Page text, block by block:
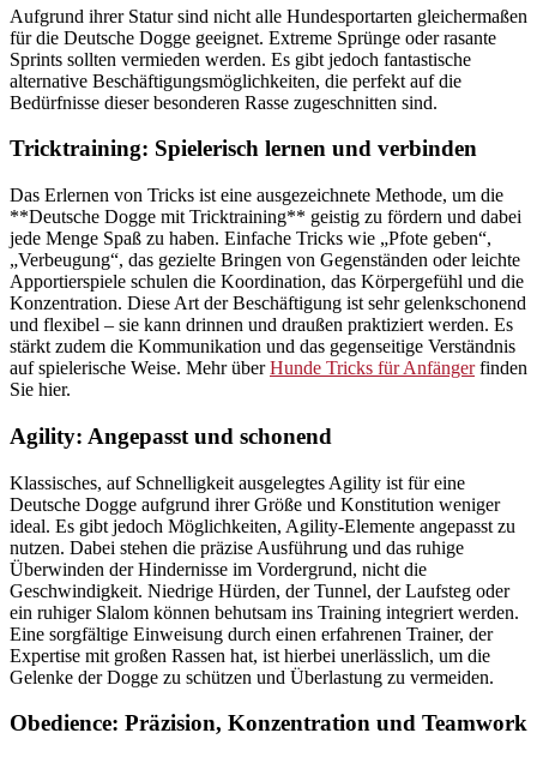
Aufgrund ihrer Statur sind nicht alle Hundesportarten gleichermaßen
für die Deutsche Dogge geeignet. Extreme Sprünge oder rasante
Sprints sollten vermieden werden. Es gibt jedoch fantastische
alternative Beschäftigungsmöglichkeiten, die perfekt auf die
Bedürfnisse dieser besonderen Rasse zugeschnitten sind.
Tricktraining: Spielerisch lernen und verbinden
Das Erlernen von Tricks ist eine ausgezeichnete Methode, um die
**Deutsche Dogge mit Tricktraining** geistig zu fördern und dabei
jede Menge Spaß zu haben. Einfache Tricks wie „Pfote geben“,
„Verbeugung“, das gezielte Bringen von Gegenständen oder leichte
Apportierspiele schulen die Koordination, das Körpergefühl und die
Konzentration. Diese Art der Beschäftigung ist sehr gelenkschonend
und flexibel – sie kann drinnen und draußen praktiziert werden. Es
stärkt zudem die Kommunikation und das gegenseitige Verständnis
auf spielerische Weise. Mehr überHunde Tricks für Anfängerfinden
Sie hier.
Agility: Angepasst und schonend
Klassisches, auf Schnelligkeit ausgelegtes Agility ist für eine
Deutsche Dogge aufgrund ihrer Größe und Konstitution weniger
ideal. Es gibt jedoch Möglichkeiten, Agility-Elemente angepasst zu
nutzen. Dabei stehen die präzise Ausführung und das ruhige
Überwinden der Hindernisse im Vordergrund, nicht die
Geschwindigkeit. Niedrige Hürden, der Tunnel, der Laufsteg oder
ein ruhiger Slalom können behutsam ins Training integriert werden.
Eine sorgfältige Einweisung durch einen erfahrenen Trainer, der
Expertise mit großen Rassen hat, ist hierbei unerlässlich, um die
Gelenke der Dogge zu schützen und Überlastung zu vermeiden.
Obedience: Präzision, Konzentration und Teamwork